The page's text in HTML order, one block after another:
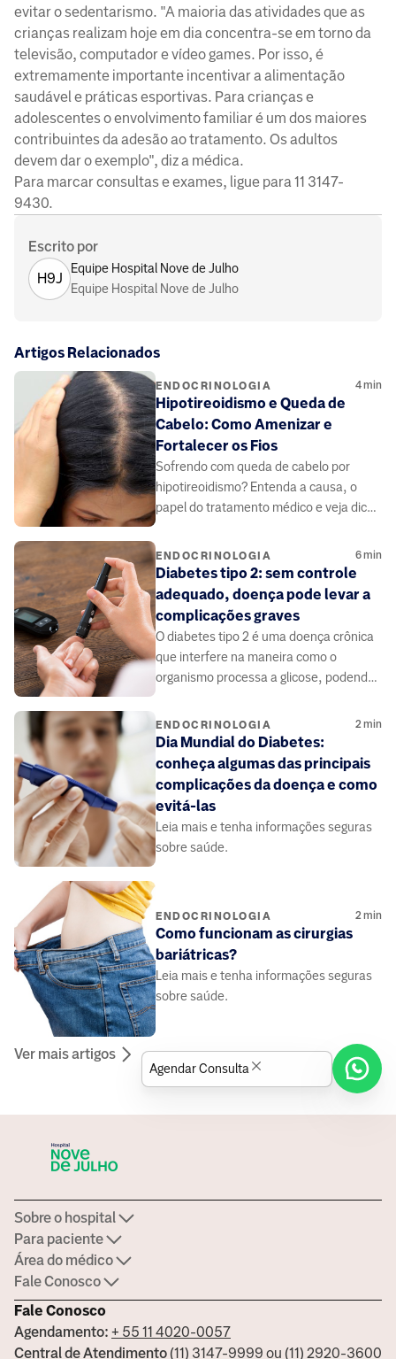
evitar o sedentarismo. "A maioria das atividades que as
crianças realizam hoje em dia concentra-se em torno da
televisão, computador e vídeo games. Por isso, é
extremamente importante incentivar a alimentação
saudável e práticas esportivas. Para crianças e
adolescentes o envolvimento familiar é um dos maiores
contribuintes da adesão ao tratamento. Os adultos
devem dar o exemplo", diz a médica.
Para marcar consultas e exames, ligue para 11 3147-
9430.
Escrito por
H9J
Equipe Hospital Nove de Julho
Equipe Hospital Nove de Julho
Artigos Relacionados
ENDOCRINOLOGIA 4min
Hipotireoidismo e Queda de
Cabelo: Como Amenizar e
Fortalecer os Fios
Sofrendo com queda de cabelo por
hipotireoidismo? Entenda a causa, o
papel do tratamento médico e veja dicas
ENDOCRINOLOGIA 6min
Diabetes tipo 2: sem controle
adequado, doença pode levar a
complicações graves
O diabetes tipo 2 é uma doença crônica
que interfere na maneira como o
organismo processa a glicose, podendo
ENDOCRINOLOGIA 2min
Dia Mundial do Diabetes:
conheça algumas das principais
complicações da doença e como
evitá-las
Leia mais e tenha informações seguras
sobre saúde.
ENDOCRINOLOGIA 2min
Como funcionam as cirurgias
bariátricas?
Leia mais e tenha informações seguras
sobre saúde.
Ver mais artigos
Fale Conosco
Agendamento: + 55 11 4020-0057
Central de Atendimento(11) 3147-9999 ou (11) 2920-3600
Sobre o hospital
Para paciente
Área do médico
Fale Conosco
Agendar Consulta